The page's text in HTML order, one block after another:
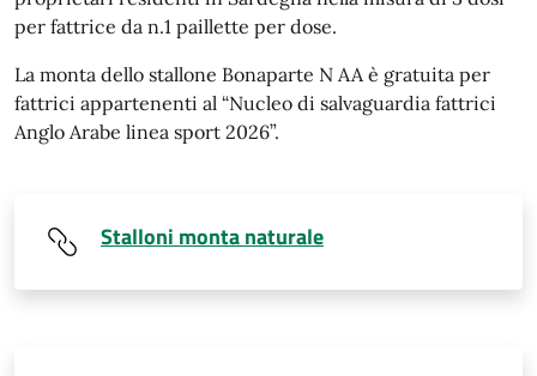
per fattrice da n.1 paillette per dose.
La monta dello stallone Bonaparte N AA è gratuita per
fattrici appartenenti al “Nucleo di salvaguardia fattrici
Anglo Arabe linea sport 2026”.
Stalloni monta naturale